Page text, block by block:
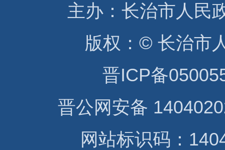
主办： 长治市人民
版权： © 长治市
晋ICP备
晋公网安备
网站标识码：